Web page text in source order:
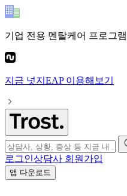
기업 전용 멘탈케어 프로그램
지금 넛지EAP이용해보기
로그인상담사 회원가입
앱 다운로드